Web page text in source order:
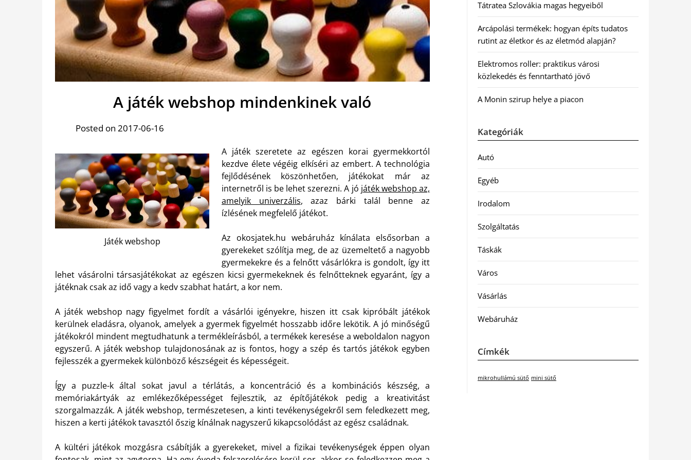
A játék webshop mindenkinek való
Posted on 2017-06-16
Játék webshop
A játék szeretete az egészen korai gyermekkortól
kezdve élete végéig elkíséri az embert. A technológia
fejlődésének köszönhetően, játékokat már az
internetről is be lehet szerezni. A jó játék webshop az,
amelyik univerzális, azaz bárki talál benne az
ízlésének megfelelő játékot.
Az okosjatek.hu webáruház kínálata elsősorban a
gyerekeket szólítja meg, de az üzemeltető a nagyobb
gyermekekre és a felnőtt vásárlókra is gondolt, így itt
lehet vásárolni társasjátékokat az egészen kicsi gyermekeknek és felnőtteknek egyaránt, így a
játéknak csak az idő vagy a kedv szabhat határt, a kor nem.
A játék webshop nagy figyelmet fordít a vásárlói igényekre, hiszen itt csak kipróbált játékok
kerülnek eladásra, olyanok, amelyek a gyermek figyelmét hosszabb időre lekötik. A jó minőségű
játékokról mindent megtudhatunk a termékleírásból, a termékek keresése a weboldalon nagyon
egyszerű. A játék webshop tulajdonosának az is fontos, hogy a szép és tartós játékok egyben
fejlesszék a gyermekek különböző készségeit és képességeit.
Így a puzzle-k által sokat javul a térlátás, a koncentráció és a kombinációs készség, a
memóriakártyák az emlékezőképességet fejlesztik, az építőjátékok pedig a kreativitást
szorgalmazzák. A játék webshop, természetesen, a kinti tevékenységekről sem feledkezett meg,
hiszen a kerti játékok tavasztól őszig kínálnak nagyszerű kikapcsolódást az egész családnak.
A kültéri játékok mozgásra csábítják a gyerekeket, mivel a fizikai tevékenységek éppen olyan
Tátratea Szlovákia magas hegyeiből
Arcápolási termékek: hogyan építs tudatos
rutint az életkor és az életmód alapján?
Elektromos roller: praktikus városi
közlekedés és fenntartható jövő
A Monin szirup helye a piacon
Kategóriák
Autó
Egyéb
Irodalom
Szolgáltatás
Táskák
Város
Vásárlás
Webáruház
Címkék
mikrohullámú sütő mini sütő